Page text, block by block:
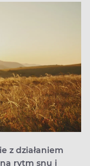
z działaniem
rytm snu i